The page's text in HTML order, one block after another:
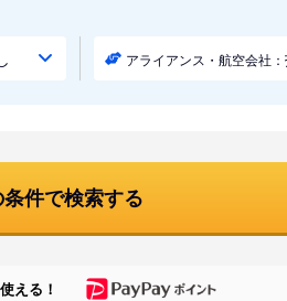
アライアンス・航空会社：
条件で検索する
える！